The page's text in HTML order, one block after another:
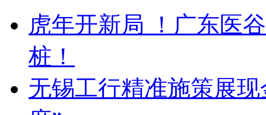
虎年开新局 ！广东医
桩！
无锡工行精准施策展